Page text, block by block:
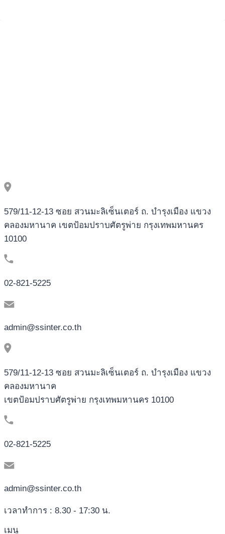
579/11-12-13 ซอย สวนมะลิเซ็นเตอร์ ถ. บำรุงเมือง แขวง
คลองมหานาค เขตป้อมปราบศัตรูพ่าย กรุงเทพมหานคร
10100
02-821-5225
admin@ssinter.co.th
579/11-12-13 ซอย สวนมะลิเซ็นเตอร์ ถ. บำรุงเมือง แขวง
คลองมหานาค
เขตป้อมปราบศัตรูพ่าย กรุงเทพมหานคร 10100
02-821-5225
admin@ssinter.co.th
เวลาทำการ : 8.30 - 17:30 น.
เมนู